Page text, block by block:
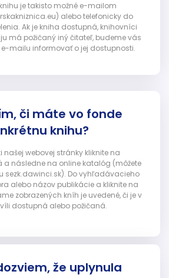
je takisto možné e-mailom
alebo telefonicky do
Ak je kniha dostupná, knihovníci
má požičaný iný čitateľ, budeme vás
mailu informovať o jej dostupnosti.
či máte vo fonde
knihu?
našej webovej stránky kliknite na
a následne na online katalóg (môžete
sezk.dawinci.sk). Do vyhľadávacieho
alebo názov publikácie a kliknite na
zobrazených kníh je uvedené, či je v
dostupná alebo požičaná.
že uplynula